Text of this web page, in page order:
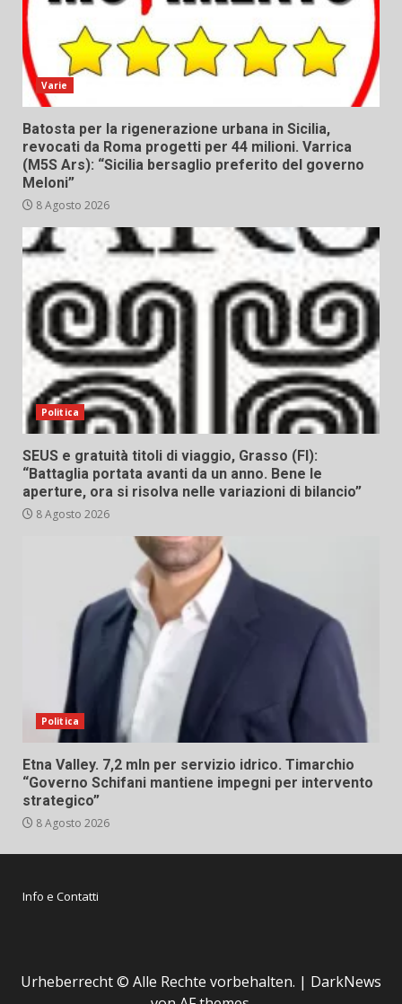
Varie
Batosta per la rigenerazione urbana in Sicilia,
revocati da Roma progetti per 44 milioni. Varrica
(M5S Ars): “Sicilia bersaglio preferito del governo
Meloni”
8 Agosto 2026
Politica
SEUS e gratuità titoli di viaggio, Grasso (FI):
“Battaglia portata avanti da un anno. Bene le
aperture, ora si risolva nelle variazioni di bilancio”
8 Agosto 2026
Politica
Etna Valley. 7,2 mln per servizio idrico. Timarchio
“Governo Schifani mantiene impegni per intervento
strategico”
8 Agosto 2026
Info e Contatti
Urheberrecht © Alle Rechte vorbehalten. | DarkNews